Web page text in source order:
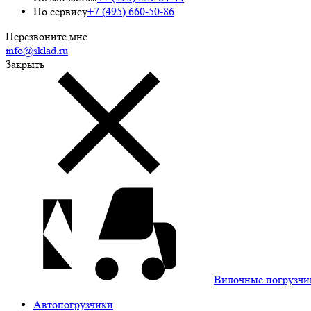
По сервису+7 (495) 660-50-86
Перезвоните мне
info@sklad.ru
Закрыть
Вилочные
Автопогрузчики